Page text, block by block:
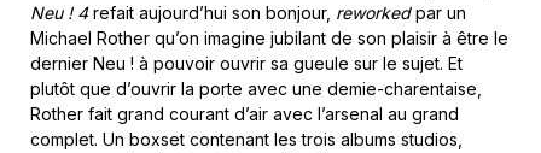
Neu ! 4refait aujourd’hui son bonjour, reworkedpar un
Michael Rother qu’on imagine jubilant de son plaisir à être le
dernier Neu ! à pouvoir ouvrir sa gueule sur le sujet. Et
plutôt que d’ouvrir la porte avec une demie-charentaise,
Rother fait grand courant d’air avec l’arsenal au grand
complet. Un boxset contenant les trois albums studios,